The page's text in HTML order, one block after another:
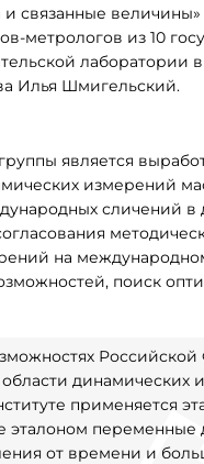
связанные величины»
метрологов из 10
Илья Шмигельский.
является
измерений
сличений
на
поиск
области
применяется
переменные
от времени и